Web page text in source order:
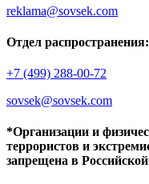
reklama@sovsek.com
Отдел распространения:
+7 (499) 288-00-72
sovsek@sovsek.com
*Организации и
террористов и
запрещена в